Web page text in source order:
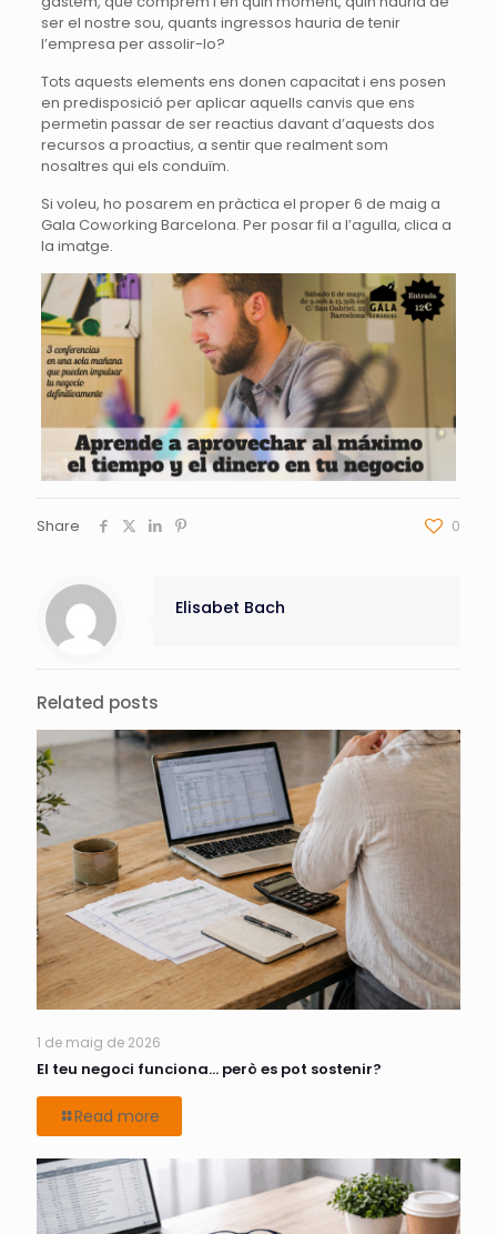
ser el nostre sou, quants ingressos hauria de tenir
l’empresa per assolir-lo?
Tots aquests elements ens donen capacitat i ens posen
en predisposició per aplicar aquells canvis que ens
permetin passar de ser reactius davant d’aquests dos
recursos a proactius, a sentir que realment som
nosaltres qui els conduïm.
Si voleu, ho posarem en pràctica el proper 6 de maig a
Gala Coworking Barcelona. Per posar fil a l’agulla, clica a
la imatge.
Share 0
Elisabet Bach
Related posts
1 de maig de 2026
El teu negoci funciona… però es pot sostenir?
Read more